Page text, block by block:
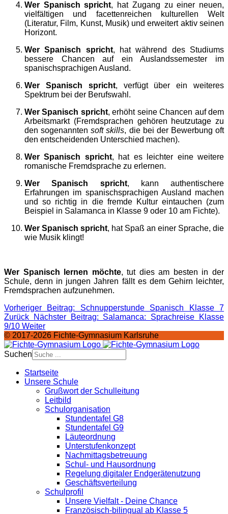
Wer Spanisch spricht, hat Zugang zu einer neuen,
vielfältigen und facettenreichen kulturellen Welt
(Literatur, Film, Kunst, Musik) und erweitert aktiv seinen
Horizont.
Wer Spanisch spricht, hat während des Studiums
bessere Chancen auf ein Auslandssemester im
spanischsprachigen Ausland.
Wer Spanisch spricht, verfügt über ein weiteres
Spektrum bei der Berufswahl.
Wer Spanisch spricht, erhöht seine Chancen auf dem
Arbeitsmarkt (Fremdsprachen gehören heutzutage zu
den sogenanntensoft skills, die bei der Bewerbung oft
den entscheidenden Unterschied machen).
Wer Spanisch spricht, hat es leichter eine weitere
romanische Fremdsprache zu erlernen.
Wer Spanisch spricht, kann authentischere
Erfahrungen im spanischsprachigen Ausland machen
und so richtig in die fremde Kultur eintauchen (zum
Beispiel in Salamanca in Klasse 9 oder 10 am Fichte).
Wer Spanisch spricht, hat Spaß an einer Sprache, die
wie Musik klingt!
Wer Spanisch lernen möchte, tut dies am besten in der
Schule, denn in jungen Jahren fällt es dem Gehirn leichter,
Fremdsprachen aufzunehmen.
Vorheriger Beitrag: Schnupperstunde Spanisch Klasse 7
Zurück
Nächster Beitrag: Salamanca: Sprachreise Klasse
9/10 Weiter
© 2017-2026 Fichte-Gymnasium Karlsruhe
Suchen
Startseite
Unsere Schule
Grußwort der Schulleitung
Leitbild
Schulorganisation
Stundentafel G8
Stundentafel G9
Läuteordnung
Unterstufenkonzept
Nachmittagsbetreuung
Schul- und Hausordnung
Regelung digitaler Endgeräte­nutzung
Geschäftsverteilung
Schulprofil
Unsere Vielfalt - Deine Chance
Französisch-bilingual ab Klasse 5